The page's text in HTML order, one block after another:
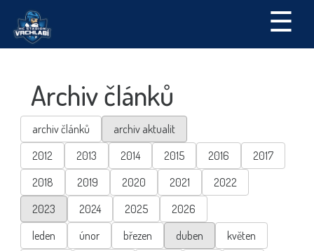
☰
Archiv článků
archiv článků
archiv aktualit
2012
2013 2014 2015 2016
2017
2018
2019 2020 2021
2022
2023
2024 2025
2026
leden
únor březen duben
květen